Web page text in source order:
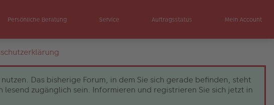
Persönliche Beratung Service Auftragsstatus Mein Account
Das bisherige Forum, in dem Sie sich gerade befinden, steht
zugänglich sein. Informieren und registrieren Sie sich jetzt in